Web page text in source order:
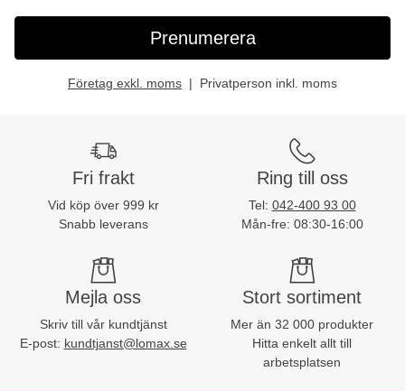
Prenumerera
Företag exkl. moms Privatperson inkl. moms
Fri frakt
Vid köp över 999 kr
Snabb leverans
Ring till oss
Tel: 042-400 93 00
Mån-fre: 08:30-16:00
Mejla oss
Skriv till vår kundtjänst
E-post: kundtjanst@lomax.se
Stort sortiment
Mer än 32 000 produkter
Hitta enkelt allt till
arbetsplatsen